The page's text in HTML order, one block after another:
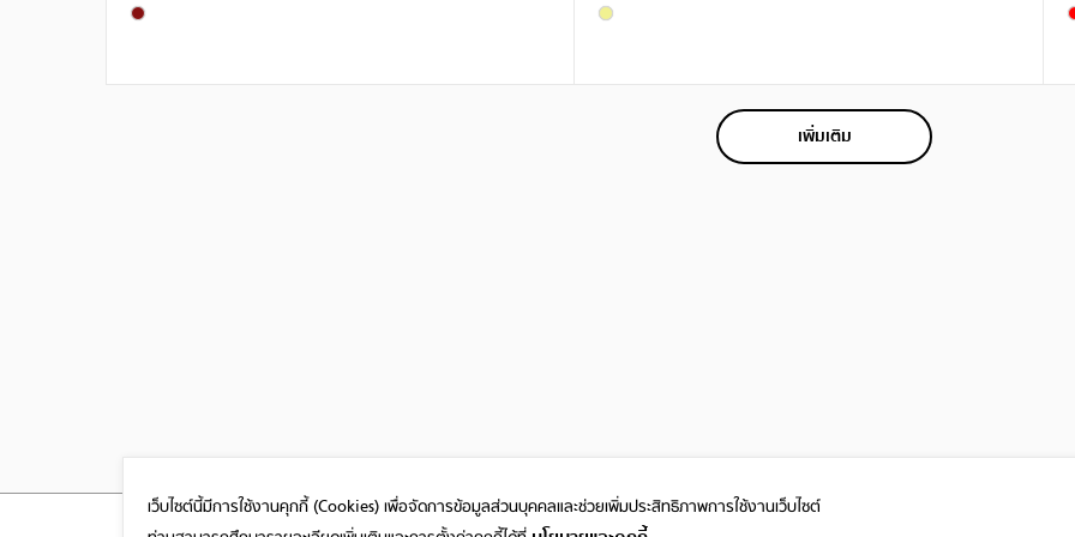
เพิ่มเติม
เว็บไซต์นี้มีการใช้งานคุกกี้ (Cookies)เพื่อจัดการข้อมูลส่วนบุคคลและช่วยเพิ่มประสิทธิภาพการใช้งานเว็บไซต์